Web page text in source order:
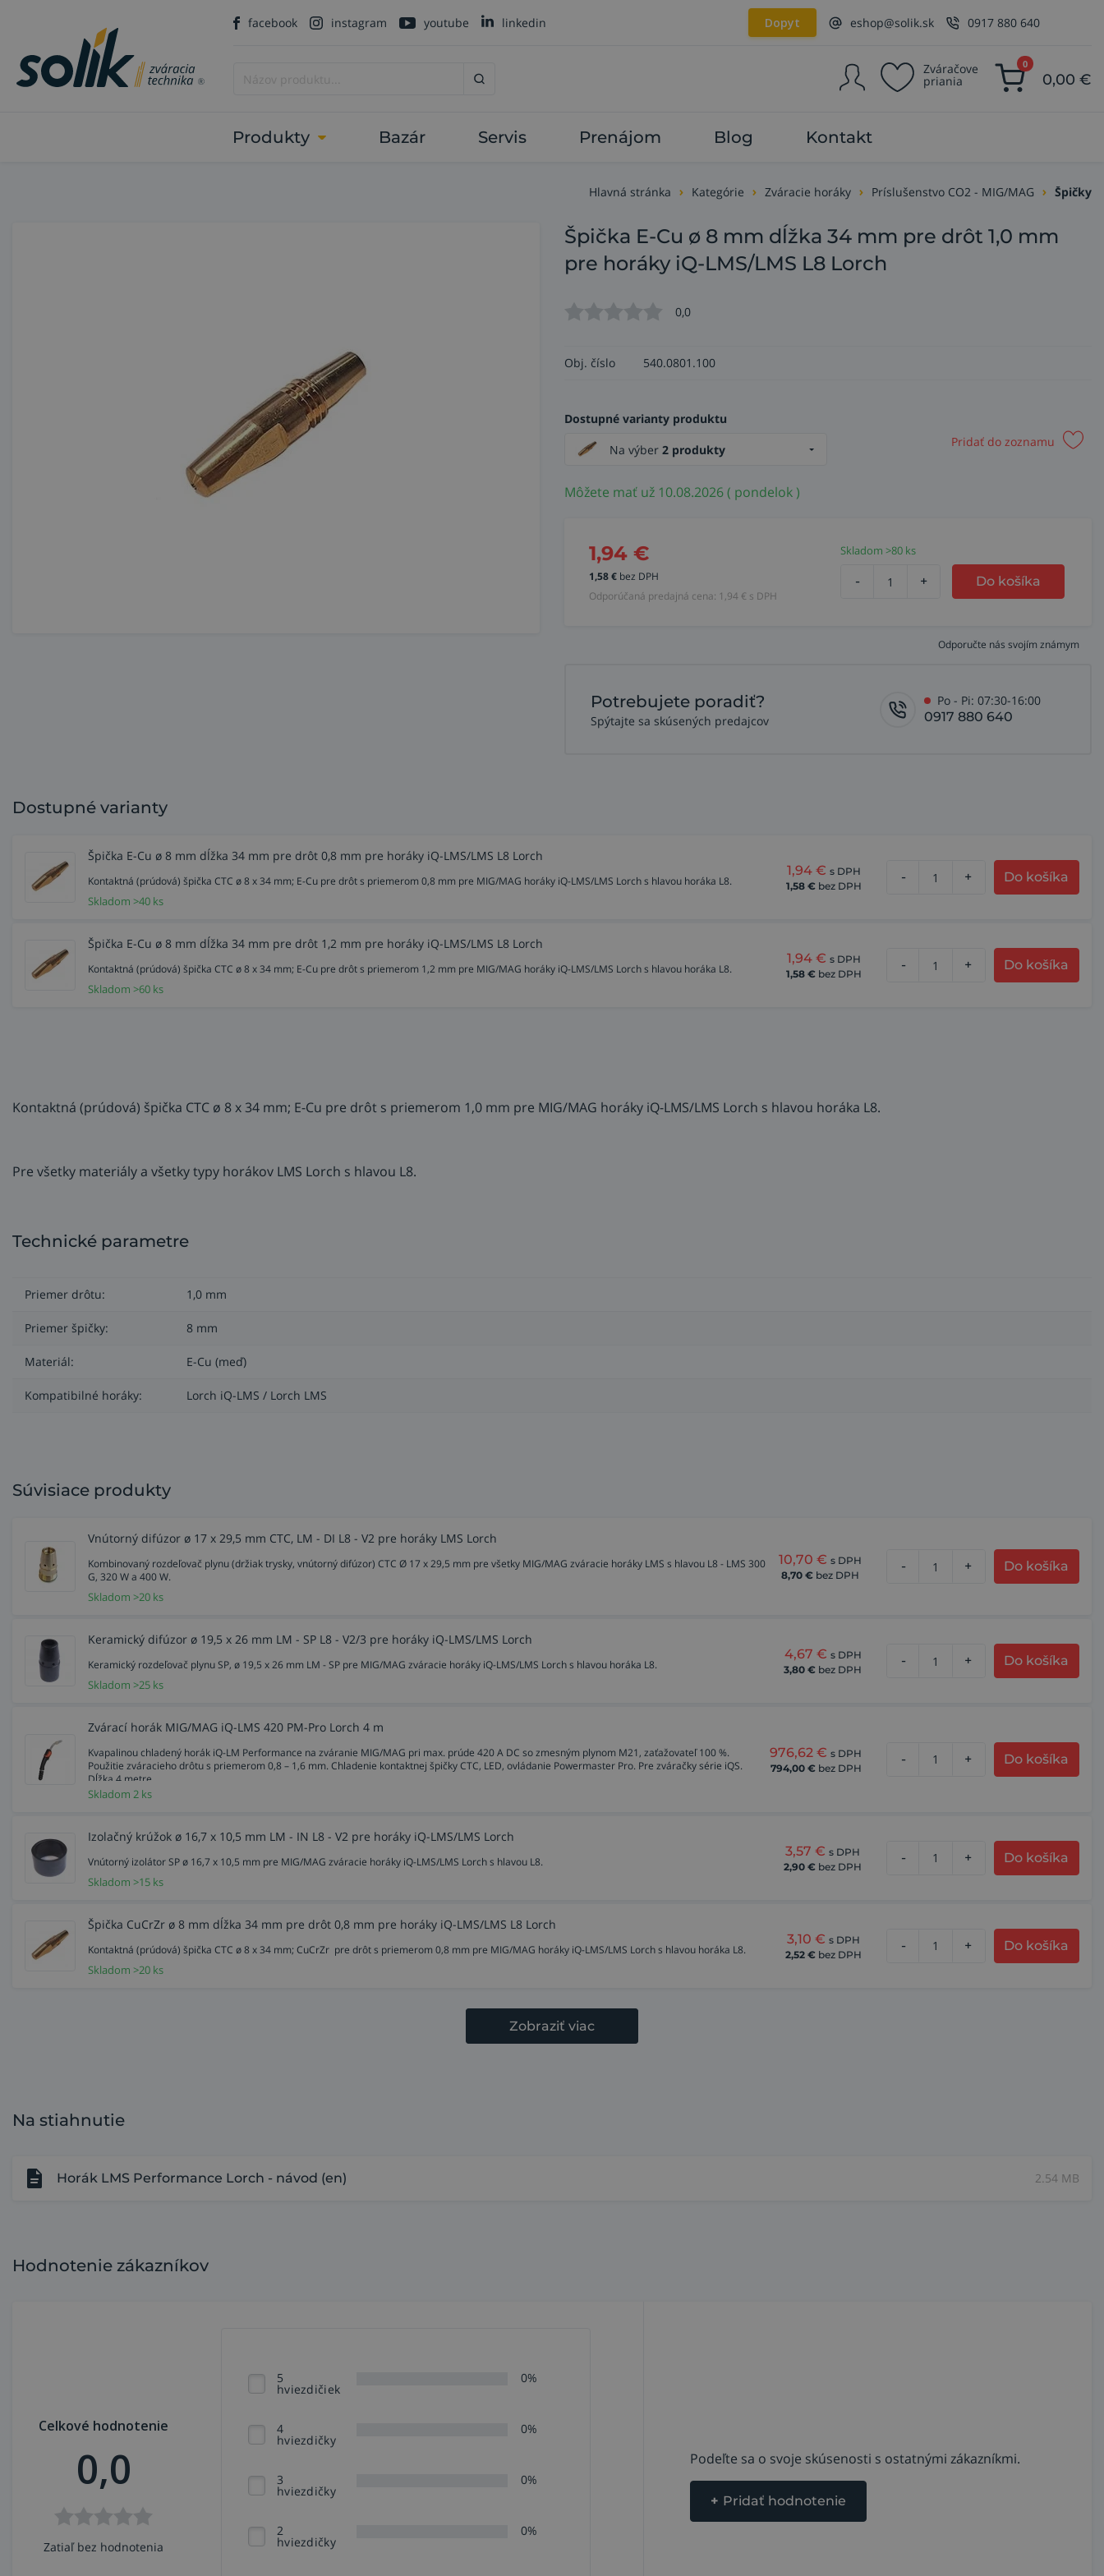
facebook instagram youtube linkedin Dopyt eshop@solik.sk 0917 880 640
Zváračove
priania
0
0,00 €
Produkty Bazár Servis Prenájom Blog Kontakt
Hlavná stránka Kategórie Zváracie horáky Príslušenstvo CO2 - MIG/MAG Špičky
Špička E-Cu ø 8 mm dĺžka 34 mm pre drôt 1,0 mm
pre horáky iQ-LMS/LMS L8 Lorch
0,0
Obj. číslo 540.0801.100
Dostupné varianty produktu
Na výber 2 produkty
Pridať do zoznamu
Môžete mať už 10.08.2026 ( pondelok )
1,94 €
1,58€ bez DPH
Odporúčaná predajná cena: 1,94 € s DPH
Skladom >80 ks
- + Do košíka
Odporučte nás svojím známym
Potrebujete poradiť?
Spýtajte sa skúsených predajcov
Po - Pi: 07:30-16:00
0917 880 640
Dostupné varianty
Špička E-Cu ø 8 mm dĺžka 34 mm pre drôt 0,8 mm pre horáky iQ-LMS/LMS L8 Lorch
Kontaktná (prúdová) špička CTC ø 8 x 34 mm; E-Cu pre drôt s priemerom 0,8 mm pre MIG/MAG horáky iQ-LMS/LMS Lorch s hlavou horáka L8.
Skladom >40 ks
1,94 € s DPH
1,58 € bez DPH
- + Do košíka
Špička E-Cu ø 8 mm dĺžka 34 mm pre drôt 1,2 mm pre horáky iQ-LMS/LMS L8 Lorch
Kontaktná (prúdová) špička CTC ø 8 x 34 mm; E-Cu pre drôt s priemerom 1,2 mm pre MIG/MAG horáky iQ-LMS/LMS Lorch s hlavou horáka L8.
Skladom >60 ks
1,94 € s DPH
1,58 € bez DPH
- + Do košíka
Kontaktná (prúdová) špička CTC ø 8 x 34 mm; E-Cu pre drôt s priemerom 1,0 mm pre MIG/MAG horáky iQ-LMS/LMS Lorch s hlavou horáka L8.
Pre všetky materiály a všetky typy horákov LMS Lorch s hlavou L8.
Technické parametre
Priemer drôtu: 1,0 mm
Priemer špičky: 8 mm
Materiál: E-Cu (meď)
Kompatibilné horáky: Lorch iQ-LMS / Lorch LMS
Súvisiace produkty
Vnútorný difúzor ø 17 x 29,5 mm CTC, LM - DI L8 - V2 pre horáky LMS Lorch
Kombinovaný rozdeľovač plynu (držiak trysky, vnútorný difúzor) CTC Ø 17 x 29,5 mm pre všetky MIG/MAG zváracie horáky LMS s hlavou L8 - LMS 300
G, 320 W a 400 W.
Skladom >20 ks
10,70 € s DPH
8,70 € bez DPH
- + Do košíka
Keramický difúzor ø 19,5 x 26 mm LM - SP L8 - V2/3 pre horáky iQ-LMS/LMS Lorch
Keramický rozdeľovač plynu SP, ø 19,5 x 26 mm LM - SP pre MIG/MAG zváracie horáky iQ-LMS/LMS Lorch s hlavou horáka L8.
Skladom >25 ks
4,67 € s DPH
3,80 € bez DPH
- + Do košíka
Zvárací horák MIG/MAG iQ-LMS 420 PM-Pro Lorch 4 m
Kvapalinou chladený horák iQ-LM Performance na zváranie MIG/MAG pri max. prúde 420 A DC so zmesným plynom M21, zaťažovateľ 100 %.
Použitie zváracieho drôtu s priemerom 0,8 – 1,6 mm. Chladenie kontaktnej špičky CTC, LED, ovládanie Powermaster Pro. Pre zváračky série iQS.
Dĺžka 4 metre.
Skladom 2 ks
976,62 € s DPH
794,00 € bez DPH
- + Do košíka
Izolačný krúžok ø 16,7 x 10,5 mm LM - IN L8 - V2 pre horáky iQ-LMS/LMS Lorch
Vnútorný izolátor SP ø 16,7 x 10,5 mm pre MIG/MAG zváracie horáky iQ-LMS/LMS Lorch s hlavou L8.
Skladom >15 ks
3,57 € s DPH
2,90 € bez DPH
- + Do košíka
Špička CuCrZr ø 8 mm dĺžka 34 mm pre drôt 0,8 mm pre horáky iQ-LMS/LMS L8 Lorch
Kontaktná (prúdová) špička CTC ø 8 x 34 mm; CuCrZr pre drôt s priemerom 0,8 mm pre MIG/MAG horáky iQ-LMS/LMS Lorch s hlavou horáka L8.
Skladom >20 ks
3,10 € s DPH
2,52 € bez DPH
- + Do košíka
Zobraziť viac
Na stiahnutie
Horák LMS Performance Lorch - návod (en) 2.54 MB
Hodnotenie zákazníkov
Celkové hodnotenie
0,0
Zatiaľ bez hodnotenia
5
hviezdičiek
0%
4
hviezdičky
0%
3
hviezdičky
0%
2
hviezdičky
0%
Podeľte sa o svoje skúsenosti s ostatnými zákazníkmi.
+ Pridať hodnotenie